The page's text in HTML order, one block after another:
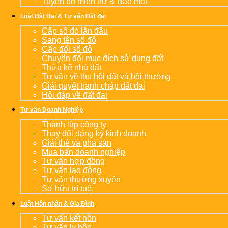
Luật Đất Đai & Tư vấn Đất đai
Cấp sổ đỏ lần đầu
Sang tên sổ đỏ
Cấp đổi sổ đỏ
Chuyển đổi mục đích sử dụng đất
Thừa kế nhà đất
Tư vấn về thu hồi đất và bồi thường
Giải quyết tranh chấp đất đai
Hỏi đáp về đất đai
Tư vấn Doanh Nghiệp
Thành lập công ty
Thay đổi đăng ký kinh doanh
Giải thể và phá sản
Mua bán doanh nghiệp
Tư vấn hợp đồng
Tư vấn lao động
Tư vấn thường xuyên
Sở hữu trí tuệ
Luật Hôn nhân & Gia Đình
Tư vấn kết hôn